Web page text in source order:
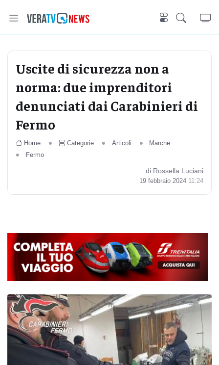
Uscite di sicurezza non a
norma: due imprenditori
denunciati dai Carabinieri di
Fermo
Home Categorie Articoli
Marche
Fermo
di Rossella Luciani
19 febbraio 2024 11:24